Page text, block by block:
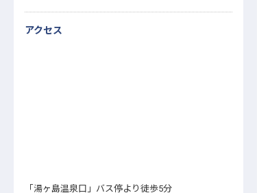
アクセス
「湯ヶ島温泉口」バス停より徒歩5分